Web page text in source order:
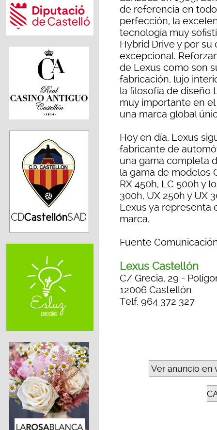
de referencia en
perfección, la
tecnología muy
Hybrid Drive y por
excepcional.
de Lexus como son
fabricación, lujo
la filosofía de diseño
muy importante en
una marca global
Hoy en día, Lexus
fabricante de
una gama completa
la gama de modelos
RX 450h, LC 500h y
300h, UX 250h y UX
Lexus ya representa
marca.
Fuente
Lexus Castellón
C/ Grecia, 29 -
12006 Castellón
Telf. 964 372 327
Ver anuncio en